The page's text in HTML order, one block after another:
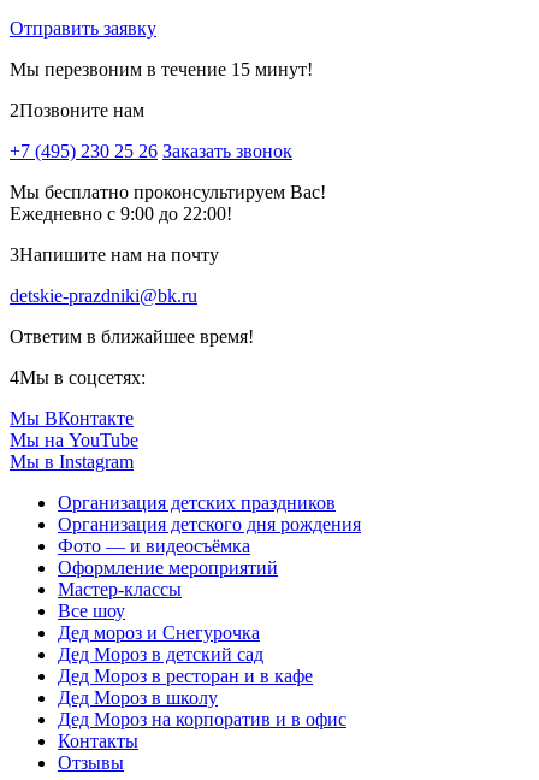
Отправить заявку
Мы перезвоним в течение 15 минут!
2Позвоните нам
+7 (495) 230 25 26 Заказать звонок
Мы бесплатно проконсультируем Вас!
Ежедневно с 9:00 до 22:00!
3Напишите нам на почту
detskie-prazdniki@bk.ru
Ответим в ближайшее время!
4Мы в соцсетях:
Мы ВКонтакте
Мы на YouTube
Мы в Instagram
Организация детских праздников
Организация детского дня рождения
Фото — и видеосъёмка
Оформление мероприятий
Мастер-классы
Все шоу
Дед мороз и Снегурочка
Дед Мороз в детский сад
Дед Мороз в ресторан и в кафе
Дед Мороз в школу
Дед Мороз на корпоратив и в офис
Контакты
Отзывы